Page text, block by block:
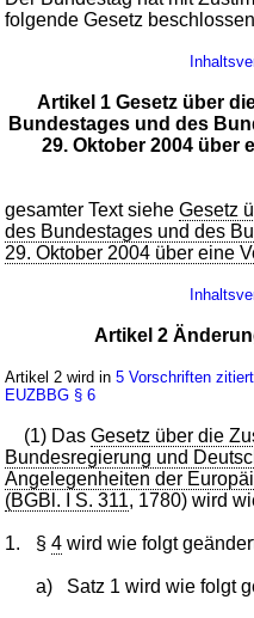
folgende Gesetz
Artikel 1 Gesetz über
Bundestages und des
29. Oktober 2004 über
gesamter Text sieheGesetz
des Bundestages und des
29. Oktober 2004 über eine
Artikel 2
Artikel 2 wird in5 Vorschriften zitiert
EUZBBG § 6
(1) DasGesetz über die
Bundesregierung und
Angelegenheiten der
(BGBl. I S. 311, 1780) wird
1. §4 wird wie folgt
a) Satz 1 wird wie folgt